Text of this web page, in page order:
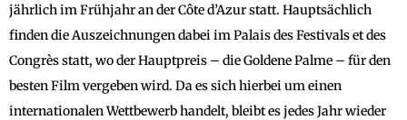
jährlich im Frühjahr an der Côte d’Azur statt. Hauptsächlich
finden die Auszeichnungen dabei im Palais des Festivals et des
Congrès statt, wo der Hauptpreis – die Goldene Palme – für den
besten Film vergeben wird. Da es sich hierbei um einen
internationalen Wettbewerb handelt, bleibt es jedes Jahr wieder